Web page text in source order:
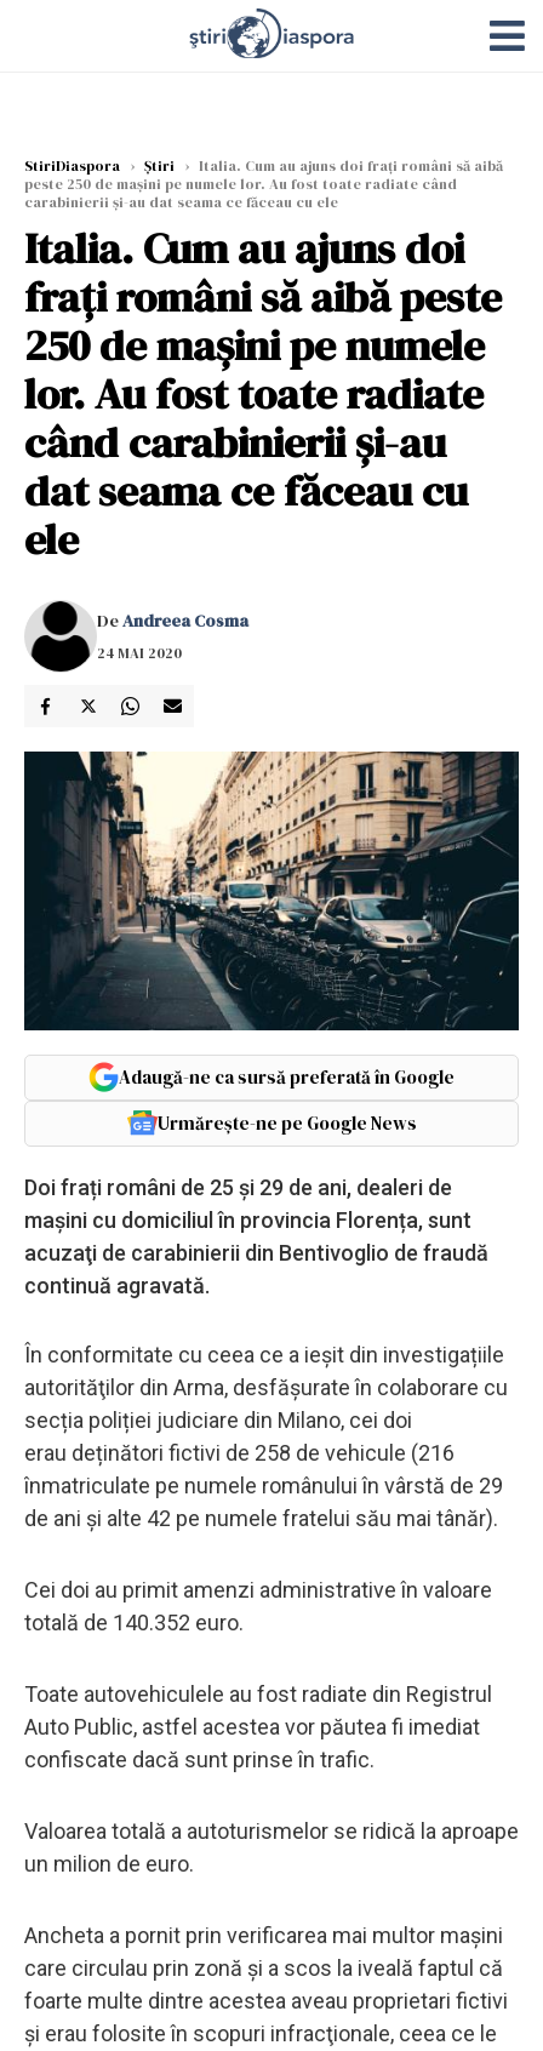
StiriDiaspora › Știri › Italia. Cum au ajuns doi fraţi români să aibă
peste 250 de maşini pe numele lor. Au fost toate radiate când
carabinierii şi-au dat seama ce făceau cu ele
Italia. Cum au ajuns doi
fraţi români să aibă peste
250 de maşini pe numele
lor. Au fost toate radiate
când carabinierii şi-au
dat seama ce făceau cu
ele
DeAndreea Cosma
24 MAI 2020
Adaugă-ne ca sursă preferată în Google
Urmărește-ne pe Google News
Doi frați români de 25 și 29 de ani, dealeri de
mașini cu domiciliul în provincia Florența, sunt
acuzaţi de carabinierii din Bentivoglio de fraudă
continuă agravată.
În conformitate cu ceea ce a ieșit din investigațiile
autorităţilor din Arma, desfășurate în colaborare cu
secția poliției judiciare din Milano, cei doi
erau deținători fictivi de 258 de vehicule (216
înmatriculate pe numele românului în vârstă de 29
de ani și alte 42 pe numele fratelui său mai tânăr).
Cei doi au primit amenzi administrative în valoare
totală de 140.352 euro.
Toate autovehiculele au fost radiate din Registrul
Auto Public, astfel acestea vor păutea fi imediat
confiscate dacă sunt prinse în trafic.
Valoarea totală a autoturismelor se ridică la aproape
un milion de euro.
Ancheta a pornit prin verificarea mai multor maşini
care circulau prin zonă şi a scos la iveală faptul că
foarte multe dintre acestea aveau proprietari fictivi
şi erau folosite în scopuri infracţionale, ceea ce le